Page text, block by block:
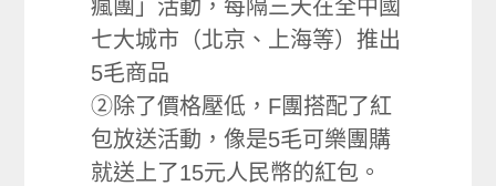
瘋團」活動，每隔三天在全中國
七大城市（北京、上海等）推出
5毛商品
②除了價格壓低，F團搭配了紅
包放送活動，像是5毛可樂團購
就送上了15元人民幣的紅包。